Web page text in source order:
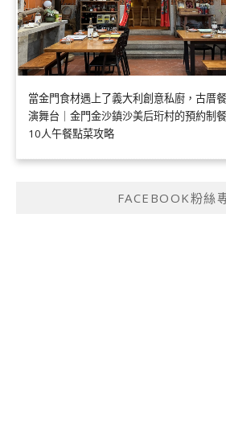
當金門食材遇上了義大利創意私廚，古厝
演舞台｜金門金沙鎮沙美后珩村的預約制
10人午餐點菜攻略
FACEBOOK粉絲